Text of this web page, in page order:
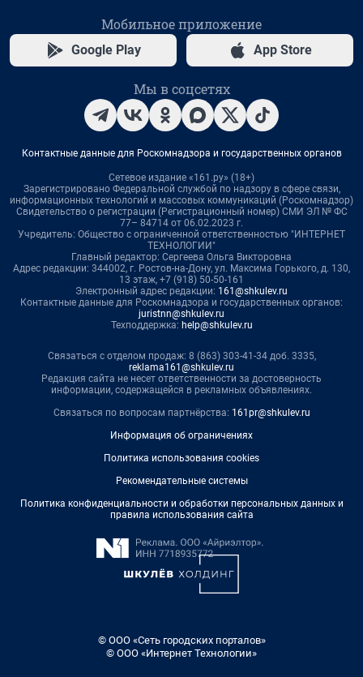
Мобильное приложение
Google Play App Store
Мы в соцсетях
Контактные данные для Роскомнадзора и государственных органов
Сетевое издание «161.ру» (18+)
Зарегистрировано Федеральной службой по надзору в сфере связи,
информационных технологий и массовых коммуникаций (Роскомнадзор)
Свидетельство о регистрации (Регистрационный номер) СМИ ЭЛ № ФС
77– 84714 от 06.02.2023 г.
Учредитель: Общество с ограниченной ответственностью "ИНТЕРНЕТ
ТЕХНОЛОГИИ"
Главный редактор: Сергеева Ольга Викторовна
Адрес редакции: 344002, г. Ростов-на-Дону, ул. Максима Горького, д. 130,
13 этаж, +7 (918) 50-50-161
Электронный адрес редакции: 161@shkulev.ru
Контактные данные для Роскомнадзора и государственных органов:
juristnn@shkulev.ru
Техподдержка: help@shkulev.ru
Связаться с отделом продаж: 8 (863) 303-41-34 доб. 3335,
reklama161@shkulev.ru
Редакция сайта не несет ответственности за достоверность
информации, содержащейся в рекламных объявлениях.
Связаться по вопросам партнёрства: 161pr@shkulev.ru
Информация об ограничениях
Политика использования cookies
Рекомендательные системы
Политика конфиденциальности и обработки персональных данных и
правила использования сайта
© ООО «Сеть городских порталов»
© ООО «Интернет Технологии»